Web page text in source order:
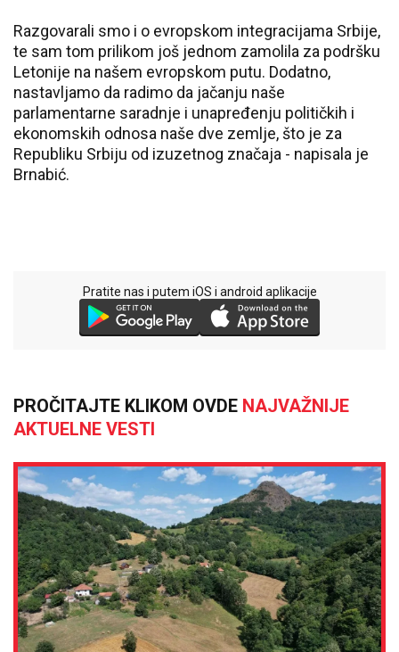
Razgovarali smo i o evropskom integracijama Srbije,
te sam tom prilikom još jednom zamolila za podršku
Letonije na našem evropskom putu. Dodatno,
nastavljamo da radimo da jačanju naše
parlamentarne saradnje i unapređenju političkih i
ekonomskih odnosa naše dve zemlje, što je za
Republiku Srbiju od izuzetnog značaja - napisala je
Brnabić.
Pratite nas i putem iOS i android aplikacije
PROČITAJTE KLIKOM OVDE NAJVAŽNIJE
AKTUELNE VESTI